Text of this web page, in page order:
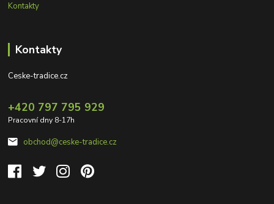
Kontakty
Kontakty
Ceske-tradice.cz
+420 797 795 929
Pracovní dny 8-17h
obchod@ceske-tradice.cz